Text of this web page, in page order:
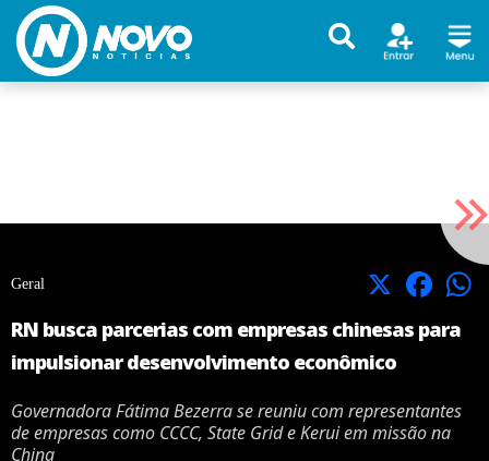
Geral X Facebook
RN busca parcerias com empresas chinesas para
impulsionar desenvolvimento econômico
Governadora Fátima Bezerra se reuniu com representantes
de empresas como CCCC, State Grid e Kerui em missão na
China